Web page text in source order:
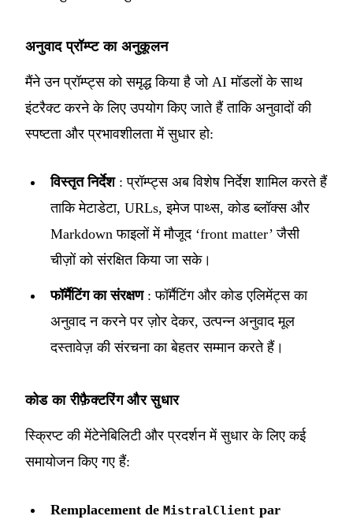
अनुवाद प्रॉम्प्ट का अनुकूलन
मैंने उन प्रॉम्प्ट्स को समृद्ध किया है जो AI मॉडलों के साथ
इंटरैक्ट करने के लिए उपयोग किए जाते हैं ताकि अनुवादों की
स्पष्टता और प्रभावशीलता में सुधार हो:
विस्तृत निर्देश: प्रॉम्प्ट्स अब विशेष निर्देश शामिल करते हैं
ताकि मेटाडेटा, URLs, इमेज पाथ्स, कोड ब्लॉक्स और
Markdown फाइलों में मौजूद ‘front matter’ जैसी
चीज़ों को संरक्षित किया जा सके।
फॉर्मैटिंग का संरक्षण: फॉर्मैटिंग और कोड एलिमेंट्स का
अनुवाद न करने पर ज़ोर देकर, उत्पन्न अनुवाद मूल
दस्तावेज़ की संरचना का बेहतर सम्मान करते हैं।
कोड का रीफ़ैक्टरिंग और सुधार
स्क्रिप्ट की मेंटेनेबिलिटी और प्रदर्शन में सुधार के लिए कई
समायोजन किए गए हैं:
Remplacement de MistralClient par